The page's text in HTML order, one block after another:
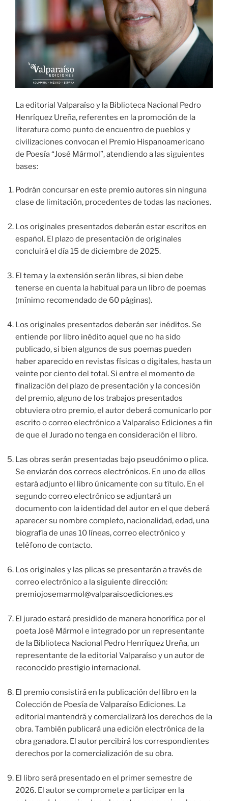
La editorial Valparaíso y la Biblioteca Nacional Pedro
Henríquez Ureña, referentes en la promoción de la
literatura como punto de encuentro de pueblos y
civilizaciones convocan el Premio Hispanoamericano
de Poesía “José Mármol”, atendiendo a las siguientes
bases:
Podrán concursar en este premio autores sin ninguna
clase de limitación, procedentes de todas las naciones.
Los originales presentados deberán estar escritos en
español. El plazo de presentación de originales
concluirá el día 15 de diciembre de 2025.
El tema y la extensión serán libres, si bien debe
tenerse en cuenta la habitual para un libro de poemas
(mínimo recomendado de 60 páginas).
Los originales presentados deberán ser inéditos. Se
entiende por libro inédito aquel que no ha sido
publicado, si bien algunos de sus poemas pueden
haber aparecido en revistas físicas o digitales, hasta un
veinte por ciento del total. Si entre el momento de
finalización del plazo de presentación y la concesión
del premio, alguno de los trabajos presentados
obtuviera otro premio, el autor deberá comunicarlo por
escrito o correo electrónico a Valparaíso Ediciones a fin
de que el Jurado no tenga en consideración el libro.
Las obras serán presentadas bajo pseudónimo o plica.
Se enviarán dos correos electrónicos. En uno de ellos
estará adjunto el libro únicamente con su título. En el
segundo correo electrónico se adjuntará un
documento con la identidad del autor en el que deberá
aparecer su nombre completo, nacionalidad, edad, una
biografía de unas 10 líneas, correo electrónico y
teléfono de contacto.
Los originales y las plicas se presentarán a través de
correo electrónico a la siguiente dirección:
premiojosemarmol@valparaisoediciones.es
El jurado estará presidido de manera honorífica por el
poeta José Mármol e integrado por un representante
de la Biblioteca Nacional Pedro Henríquez Ureña, un
representante de la editorial Valparaíso y un autor de
reconocido prestigio internacional.
El premio consistirá en la publicación del libro en la
Colección de Poesía de Valparaíso Ediciones. La
editorial mantendrá y comercializará los derechos de la
obra. También publicará una edición electrónica de la
obra ganadora. El autor percibirá los correspondientes
derechos por la comercialización de su obra.
El libro será presentado en el primer semestre de
2026. El autor se compromete a participar en la